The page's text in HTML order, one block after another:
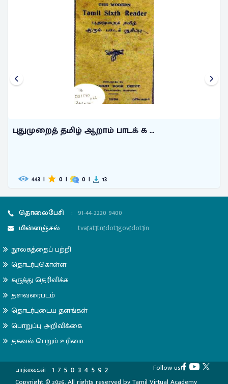
புதுமுறைத் தமிழ் ஆறாம் பாடக் க ...
443 | 0 | 0 | 13
தொலைபேசி : 91-44-2220 9400
மின்னஞ்சல்
: tva[at]tn[dot]gov[dot]in
நூலகத்தைப் பற்றி
தொடர்புகொள்ள
கருத்து தெரிவிக்க
தளவரைபடம்
தொடர்புடைய தளங்கள்
பொறுப்பு அறிவிக்கை
தகவல் பெறும் உரிமை
பார்வைகள் 1 7 5 0 3 4 5 9 2
Follow us!